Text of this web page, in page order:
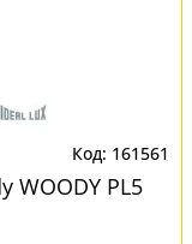
161561
WOODY PL5